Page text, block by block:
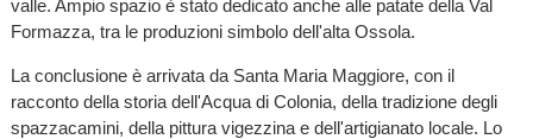
valle. Ampio spazio è stato dedicato anche alle patate della Val
Formazza, tra le produzioni simbolo dell'alta Ossola.
La conclusione è arrivata da Santa Maria Maggiore, con il
racconto della storia dell'Acqua di Colonia, della tradizione degli
spazzacamini, della pittura vigezzina e dell'artigianato locale. Lo